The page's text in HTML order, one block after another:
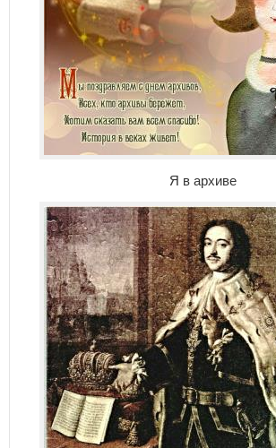
Я в архиве